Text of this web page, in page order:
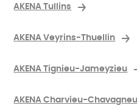
AKENA Tullins
AKENA Veyrins-Thuellin
AKENA Tignieu-Jameyzieu
AKENA Charvieu-